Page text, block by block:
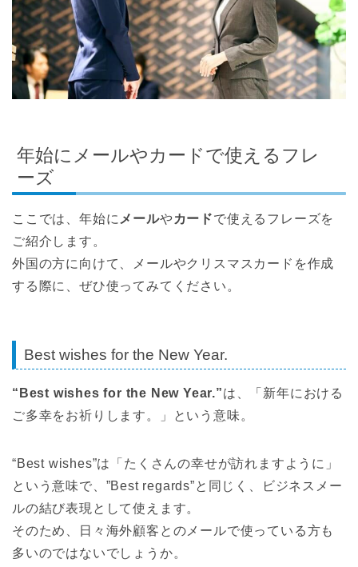
年始にメールやカードで使えるフレ
ーズ
ここでは、年始に メールやカードで使えるフレーズを
ご紹介します。
外国の方に向けて、メールやクリスマスカードを作成
する際に、ぜひ使ってみてください。
Best wishes for the New Year.
“Best wishes for the New Year.”は、「新年における
ご多幸をお祈りします。」という意味。
“Best wishes”は「たくさんの幸せが訪れますように」
という意味で、”Best regards”と同じく、ビジネスメー
ルの結び表現として使えます。
そのため、日々海外顧客とのメールで使っている方も
多いのではないでしょうか。